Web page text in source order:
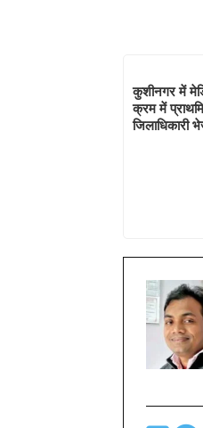
कुशीनगर में
क्रम में
जिलाधिकारी